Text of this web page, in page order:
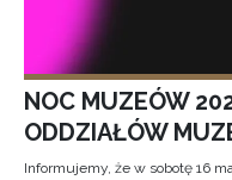
NOC MUZEÓW
ODDZIAŁÓW
Informujemy, że w sobotę 16